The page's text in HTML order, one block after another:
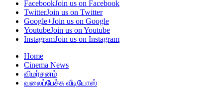
FacebookJoin us on Facebook
TwitterJoin us on Twitter
Google+Join us on Google
YoutubeJoin us on Youtube
InstagramJoin us on Instagram
Home
Cinema News
விமர்சனம்
வலைப்பேச்சு வீடியோஸ்